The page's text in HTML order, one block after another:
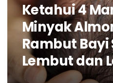
Ketahui 4
Minyak
Rambut Bayi
Lembut dan